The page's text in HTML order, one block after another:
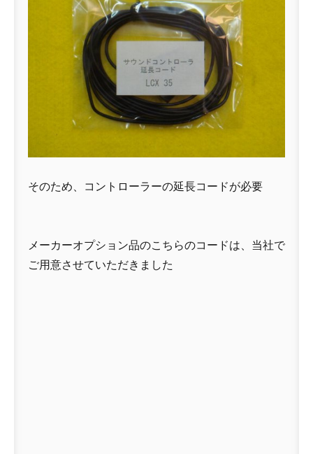
そのため、コントローラーの延長コードが必要
メーカーオプション品のこちらのコードは、当社で
ご用意させていただきました